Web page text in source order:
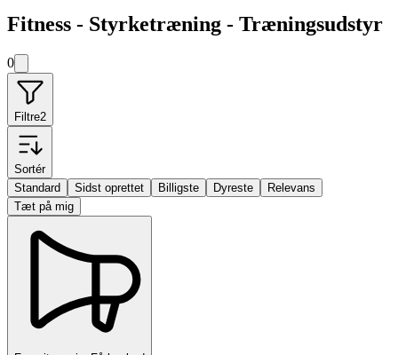
Fitness - Styrketræning - Træningsudstyr
0
Filtre2
Sortér
Standard
Sidst oprettet Billigste Dyreste
Relevans
Tæt på mig